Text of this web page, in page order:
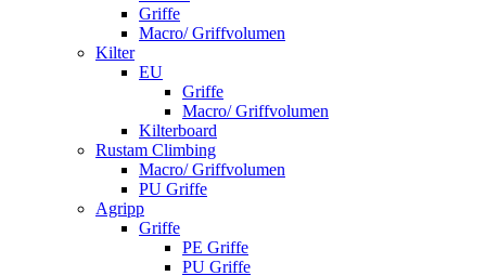
Griffe
Macro/ Griffvolumen
Kilter
EU
Griffe
Macro/ Griffvolumen
Kilterboard
Rustam Climbing
Macro/ Griffvolumen
PU Griffe
Agripp
Griffe
PE Griffe
PU Griffe